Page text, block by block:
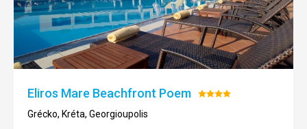
Eliros Mare Beachfront Poem Hodnotenie:
Grécko, Kréta, Georgioupolis